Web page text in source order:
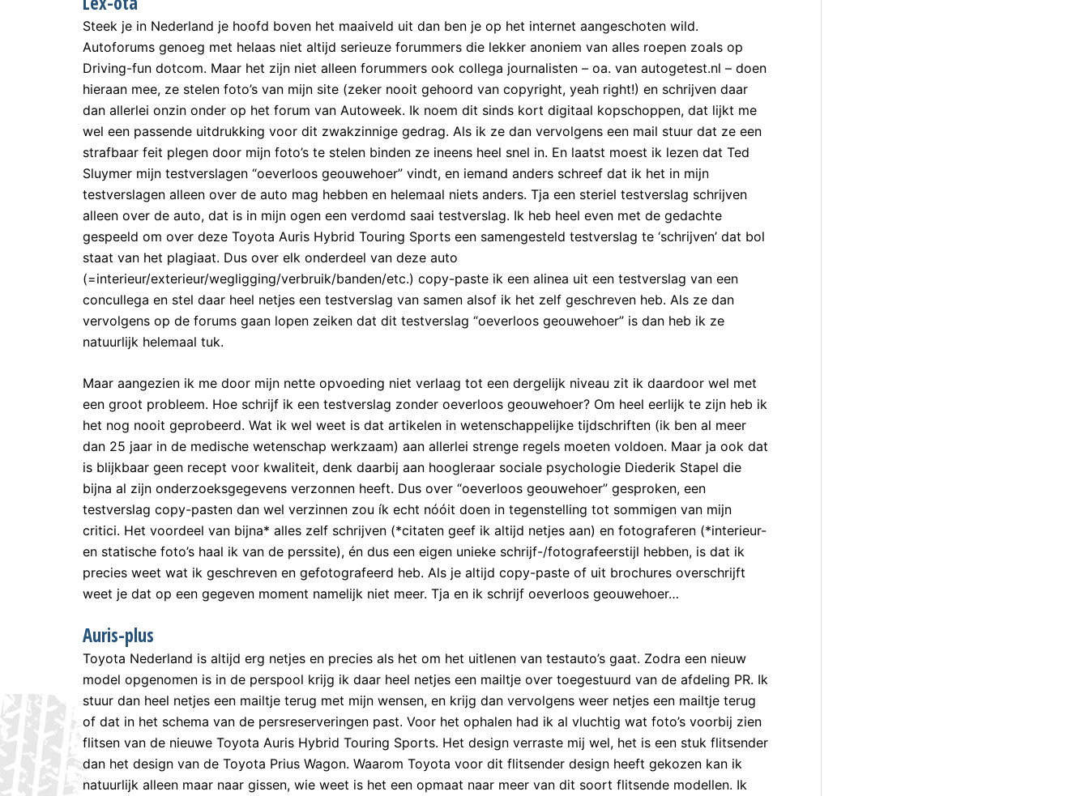
Steek je in Nederland je hoofd boven het maaiveld uit dan ben je op het internet aangeschoten wild.
Autoforums genoeg met helaas niet altijd serieuze forummers die lekker anoniem van alles roepen zoals op
Driving-fun dotcom. Maar het zijn niet alleen forummers ook collega journalisten – oa. van autogetest.nl – doen
hieraan mee, ze stelen foto’s van mijn site (zeker nooit gehoord van copyright, yeah right!) en schrijven daar
dan allerlei onzin onder op het forum van Autoweek. Ik noem dit sinds kort digitaal kopschoppen, dat lijkt me
wel een passende uitdrukking voor dit zwakzinnige gedrag. Als ik ze dan vervolgens een mail stuur dat ze een
strafbaar feit plegen door mijn foto’s te stelen binden ze ineens heel snel in. En laatst moest ik lezen dat Ted
Sluymer mijn testverslagen “oeverloos geouwehoer” vindt, en iemand anders schreef dat ik het in mijn
testverslagen alleen over de auto mag hebben en helemaal niets anders. Tja een steriel testverslag schrijven
alleen over de auto, dat is in mijn ogen een verdomd saai testverslag. Ik heb heel even met de gedachte
gespeeld om over deze Toyota Auris Hybrid Touring Sports een samengesteld testverslag te ‘schrijven’ dat bol
staat van het plagiaat. Dus over elk onderdeel van deze auto
(=interieur/exterieur/wegligging/verbruik/banden/etc.) copy-paste ik een alinea uit een testverslag van een
concullega en stel daar heel netjes een testverslag van samen alsof ik het zelf geschreven heb. Als ze dan
vervolgens op de forums gaan lopen zeiken dat dit testverslag “oeverloos geouwehoer” is dan heb ik ze
natuurlijk helemaal tuk.
Maar aangezien ik me door mijn nette opvoeding niet verlaag tot een dergelijk niveau zit ik daardoor wel met
een groot probleem. Hoe schrijf ik een testverslag zonder oeverloos geouwehoer? Om heel eerlijk te zijn heb ik
het nog nooit geprobeerd. Wat ik wel weet is dat artikelen in wetenschappelijke tijdschriften (ik ben al meer
dan 25 jaar in de medische wetenschap werkzaam) aan allerlei strenge regels moeten voldoen. Maar ja ook dat
is blijkbaar geen recept voor kwaliteit, denk daarbij aan hoogleraar sociale psychologie Diederik Stapel die
bijna al zijn onderzoeksgegevens verzonnen heeft. Dus over “oeverloos geouwehoer” gesproken, een
testverslag copy-pasten dan wel verzinnen zou ík echt nóóit doen in tegenstelling tot sommigen van mijn
critici. Het voordeel van bijna* alles zelf schrijven (*citaten geef ik altijd netjes aan) en fotograferen (*interieur-
en statische foto’s haal ik van de perssite), én dus een eigen unieke schrijf-/fotografeerstijl hebben, is dat ik
precies weet wat ik geschreven en gefotografeerd heb. Als je altijd copy-paste of uit brochures overschrijft
weet je dat op een gegeven moment namelijk niet meer. Tja en ik schrijf oeverloos geouwehoer…
Auris-plus
Toyota Nederland is altijd erg netjes en precies als het om het uitlenen van testauto’s gaat. Zodra een nieuw
model opgenomen is in de perspool krijg ik daar heel netjes een mailtje over toegestuurd van de afdeling PR. Ik
stuur dan heel netjes een mailtje terug met mijn wensen, en krijg dan vervolgens weer netjes een mailtje terug
of dat in het schema van de persreserveringen past. Voor het ophalen had ik al vluchtig wat foto’s voorbij zien
flitsen van de nieuwe Toyota Auris Hybrid Touring Sports. Het design verraste mij wel, het is een stuk flitsender
dan het design van de Toyota Prius Wagon. Waarom Toyota voor dit flitsender design heeft gekozen kan ik
natuurlijk alleen maar naar gissen, wie weet is het een opmaat naar meer van dit soort flitsende modellen. Ik